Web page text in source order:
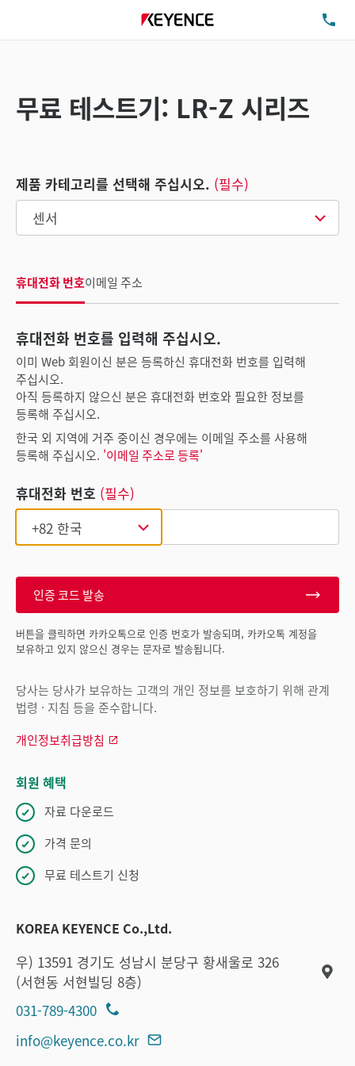
무료 테스트기: LR-Z 시리즈
제품 카테고리를 선택해 주십시오. (필수)
휴대전화 번호이메일 주소
휴대전화 번호를 입력해 주십시오.
이미 Web 회원이신 분은 등록하신 휴대전화 번호를 입력해
주십시오.
아직 등록하지 않으신 분은 휴대전화 번호와 필요한 정보를
등록해 주십시오.
한국 외 지역에 거주 중이신 경우에는 이메일 주소를 사용해
등록해 주십시오. '이메일 주소로 등록'
휴대전화 번호 (필수)
인증 코드 발송
버튼을 클릭하면 카카오톡으로 인증 번호가 발송되며, 카카오톡 계정을
보유하고 있지 않으신 경우는 문자로 발송됩니다.
당사는 당사가 보유하는 고객의 개인 정보를 보호하기 위해 관계
법령 · 지침 등을 준수합니다.
개인정보취급방침
회원 혜택
자료 다운로드
가격 문의
무료 테스트기 신청
KOREA KEYENCE Co.,Ltd.
우) 13591 경기도 성남시 분당구 황새울로 326
(서현동 서현빌딩 8층)
031-789-4300
info@keyence.co.kr